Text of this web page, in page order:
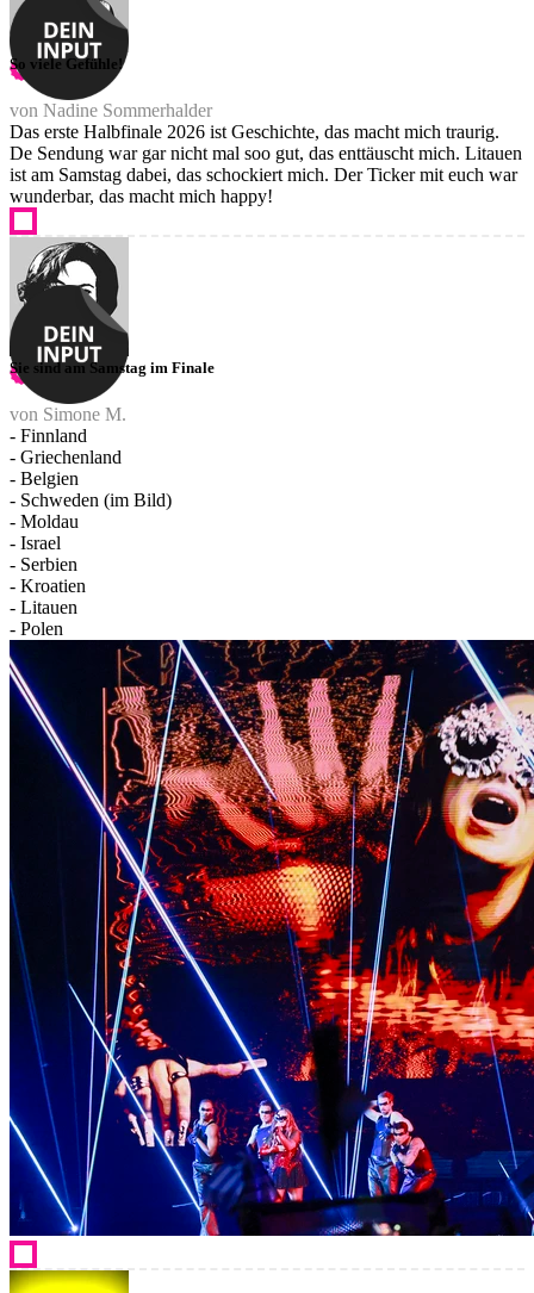
So viele Gefühle!
von Nadine Sommerhalder
Das erste Halbfinale 2026 ist Geschichte, das macht mich traurig.
De Sendung war gar nicht mal soo gut, das enttäuscht mich. Litauen
ist am Samstag dabei, das schockiert mich. Der Ticker mit euch war
wunderbar, das macht mich happy!
Sie sind am Samstag im Finale
von Simone M.
- Finnland
- Griechenland
- Belgien
- Schweden (im Bild)
- Moldau
- Israel
- Serbien
- Kroatien
- Litauen
- Polen